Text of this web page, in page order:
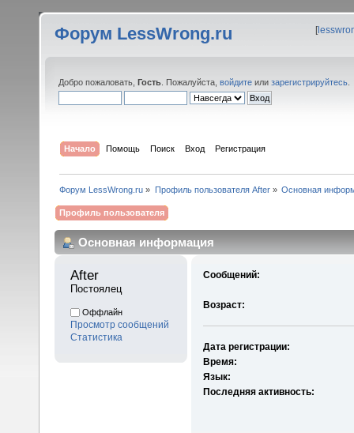
Форум LessWrong.ru [
Добро пожаловать, Гость . Пожалуйста, войдите или зарегистрируйтесь
Начало Помощь Поиск Вход Регистрация
Форум LessWrong.ru » Профиль пользователя After» Основная
Профиль пользователя
Основная информация
After
Постоялец
Оффлайн
Просмотр сообщений
Статистика
Сообщений:
Возраст:
Дата регистрации:
Время:
Язык:
Последняя активность: